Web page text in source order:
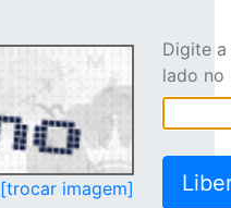
[trocar imagem]
Digite
lado no